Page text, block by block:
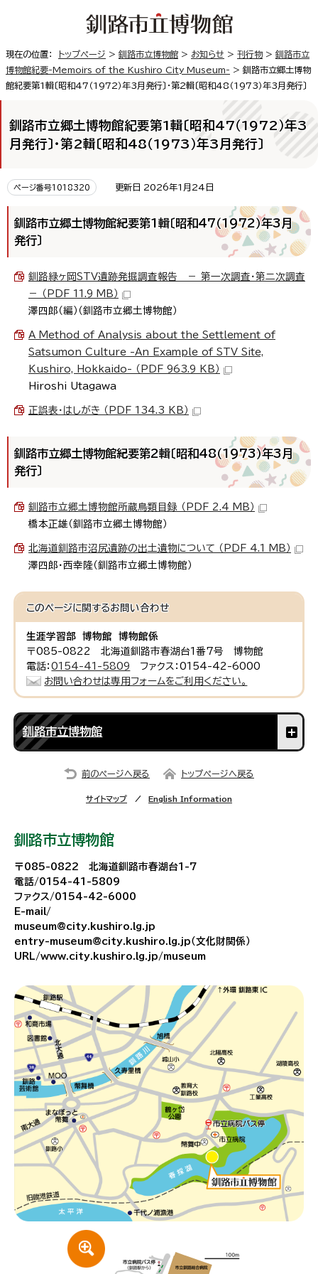
現在の位置： トップページ > 釧路市立博物館 > お知らせ > 刊行物 > 釧路市立
博物館紀要-Memoirs of the Kushiro City Museum- > 釧路市立郷土博物
館紀要第1輯〔昭和47（1972）年3月発行〕・第2輯〔昭和48（1973）年3月発行〕
釧路市立郷土博物館紀要第1輯〔昭和47（1972）年3
月発行〕・第2輯〔昭和48（1973）年3月発行〕
ページ番号1018320 更新日 2026年1月24日
釧路市立郷土博物館紀要第1輯〔昭和47（1972）年3月
発行〕
釧路緑ヶ岡STV遺跡発掘調査報告 － 第一次調査・第二次調査
－ （PDF 11.9 MB）
澤四郎（編）（釧路市立郷土博物館）
A Method of Analysis about the Settlement of
Satsumon Culture -An Example of STV Site,
Kushiro, Hokkaido- （PDF 963.9 KB）
Hiroshi Utagawa
正誤表・はしがき （PDF 134.3 KB）
釧路市立郷土博物館紀要第2輯〔昭和48（1973）年3月
発行〕
釧路市立郷土博物館所蔵鳥類目録 （PDF 2.4 MB）
橋本正雄（釧路市立郷土博物館）
北海道釧路市沼尻遺跡の出土遺物について （PDF 4.1 MB）
澤四郎・西幸隆（釧路市立郷土博物館）
このページに関するお問い合わせ
生涯学習部 博物館 博物館係
〒085-0822 北海道釧路市春湖台1番7号 博物館
電話：0154-41-5809
ファクス：0154-42-6000
お問い合わせは専用フォームをご利用ください。
釧路市立博物館
前のページへ戻る トップページへ戻る
サイトマップ English Information
釧路市立博物館
〒085-0822 北海道釧路市春湖台1-7
電話/0154-41-5809
ファクス/0154-42-6000
E-mail/
museum@city.kushiro.lg.jp
entry-museum@city.kushiro.lg.jp（文化財関係）
URL/www.city.kushiro.lg.jp/museum